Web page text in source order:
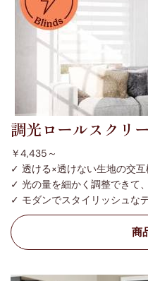
調光ロールスクリ
￥4,435～
✓ 透ける×透けない生地の交
✓ 光の量を細かく調整できて
✓ モダンでスタイリッシュな
商